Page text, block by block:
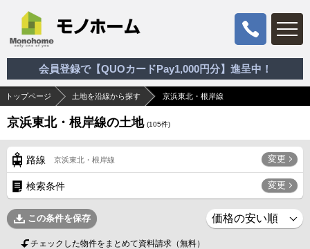
会員登録で【QUOカードPay1,000円分】進呈中！
トップページ 土地を沿線から探す 京浜東北・根岸線
京浜東北・根岸線の土地 (105件)
路線 京浜東北・根岸線 変更
検索条件 変更
この条件を保存
チェックした物件をまとめて資料請求（無料）